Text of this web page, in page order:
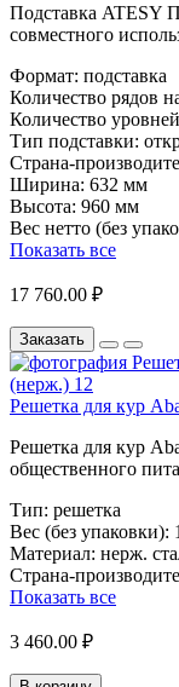
Подставка ATESY
совместного
Формат: подставка
Количество рядов
Количество
Тип подставки:
Страна-
Ширина: 632 мм
Высота: 960 мм
Вес нетто (без
Показать все
17 760.00 ₽
Заказать
Решетка для кур
Решетка для кур
общественного
Тип: решетка
Вес (без упаковки):
Материал: нерж.
Страна-
Показать все
3 460.00 ₽